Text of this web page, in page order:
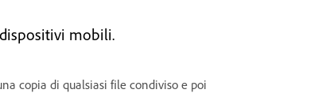
mobili.
copia di qualsiasi file condiviso e poi